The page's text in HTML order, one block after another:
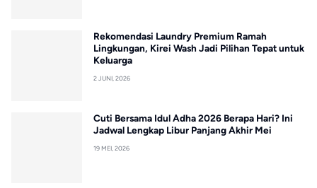
Rekomendasi Laundry Premium Ramah
Lingkungan, Kirei Wash Jadi Pilihan Tepat untuk
Keluarga
2 JUNI, 2026
Cuti Bersama Idul Adha 2026 Berapa Hari? Ini
Jadwal Lengkap Libur Panjang Akhir Mei
19 MEI, 2026